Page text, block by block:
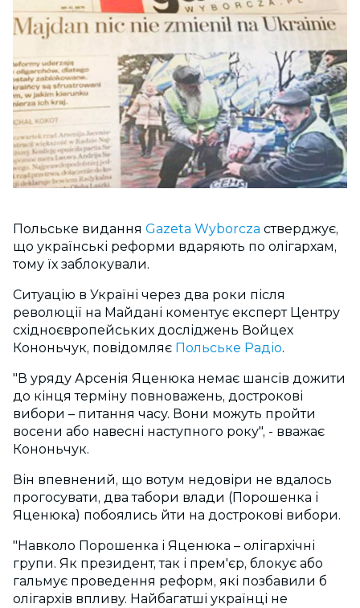
Польське видання Gazeta Wyborcza стверджує,
що українські реформи вдаряють по олігархам,
тому їх заблокували.
Ситуацію в Україні через два роки після
революції на Майдані коментує експерт Центру
східноєвропейських досліджень Войцех
Кононьчук, повідомляє Польське Радіо.
"В уряду Арсенія Яценюка немає шансів дожити
до кінця терміну повноважень, дострокові
вибори – питання часу. Вони можуть пройти
восени або навесні наступного року", - вважає
Кононьчук.
Він впевнений, що вотум недовіри не вдалось
прогосувати, два табори влади (Порошенка і
Яценюка) побоялись йти на дострокові вибори.
"Навколо Порошенка і Яценюка – олігархічні
групи. Як президент, так і прем'єр, блокує або
гальмує проведення реформ, які позбавили б
олігархів впливу. Найбагатші українці не